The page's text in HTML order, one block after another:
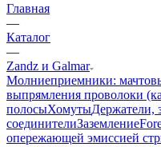
Главная
—
Каталог
—
Zandz и Galmar
Молниеприемники:
выпрямления проволоки
полосыХомутыДержатели,
соединителиЗаземление
опережающей эмиссией